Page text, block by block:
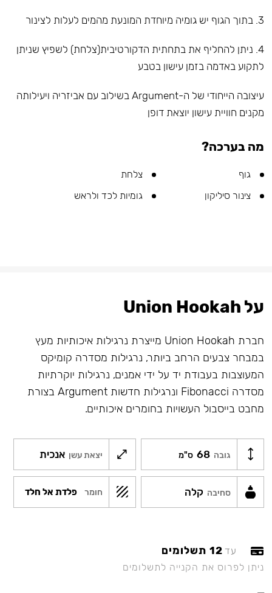
3. בתוך הגוף יש גומיה מיוחדת המונעת מהמים לעלות לצינור
4. ניתן להחליף את בתחתית הדקורטיבית(צלחת) לשפיץ שניתן
לתקוע באדמה בזמן עישון בטבע
עיצובה הייחודי של ה-Argument בשילוב עם אביזריה ויעילותה
מקנים חוויית עישון יוצאת דופן
מה בערכה?
גוף
צלחת
צינור סיליקון
גומיות לכד ולראש
על Union Hookah
חברת Union Hookah מייצרת נרגילות איכותיות מעץ
במבחר צבעים הרחב ביותר, נרגילות מסדרה קומיקס
המעוצבות בעבודת יד על ידי אמנים, נרגילות יוקרתיות
מסדרה Fibonacci ונרגילות חדשות Argument בצורת
מחבט בייסבול העשויות בחומרים איכותיים.
גובה 68 ס"מ יצאת עשן אנכית
סחיבה קלה חומר פלדת אל חלד
עד 12 תשלומים
ניתן לפרוס את הקנייה לתשלומים